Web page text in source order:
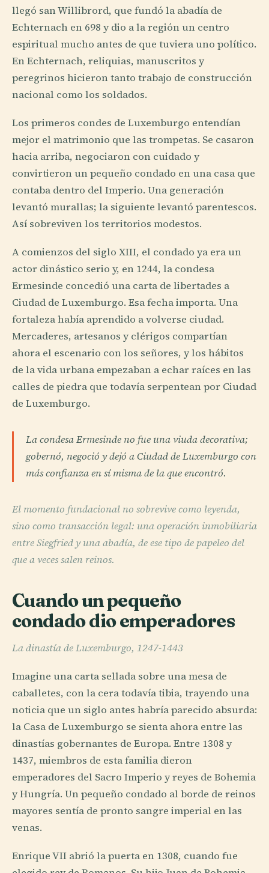
llegó san Willibrord, que fundó la abadía de
Echternach en 698 y dio a la región un centro
espiritual mucho antes de que tuviera uno político.
En Echternach, reliquias, manuscritos y
peregrinos hicieron tanto trabajo de construcción
nacional como los soldados.
Los primeros condes de Luxemburgo entendían
mejor el matrimonio que las trompetas. Se casaron
hacia arriba, negociaron con cuidado y
convirtieron un pequeño condado en una casa que
contaba dentro del Imperio. Una generación
levantó murallas; la siguiente levantó parentescos.
Así sobreviven los territorios modestos.
A comienzos del siglo XIII, el condado ya era un
actor dinástico serio y, en 1244, la condesa
Ermesinde concedió una carta de libertades a
Ciudad de Luxemburgo. Esa fecha importa. Una
fortaleza había aprendido a volverse ciudad.
Mercaderes, artesanos y clérigos compartían
ahora el escenario con los señores, y los hábitos
de la vida urbana empezaban a echar raíces en las
calles de piedra que todavía serpentean por Ciudad
de Luxemburgo.
La condesa Ermesinde no fue una viuda decorativa;
gobernó, negoció y dejó a Ciudad de Luxemburgo con
más confianza en sí misma de la que encontró.
El momento fundacional no sobrevive como leyenda,
sino como transacción legal: una operación inmobiliaria
entre Siegfried y una abadía, de ese tipo de papeleo del
que a veces salen reinos.
Cuando un pequeño
condado dio emperadores
La dinastía de Luxemburgo, 1247-1443
Imagine una carta sellada sobre una mesa de
caballetes, con la cera todavía tibia, trayendo una
noticia que un siglo antes habría parecido absurda:
la Casa de Luxemburgo se sienta ahora entre las
dinastías gobernantes de Europa. Entre 1308 y
1437, miembros de esta familia dieron
emperadores del Sacro Imperio y reyes de Bohemia
y Hungría. Un pequeño condado al borde de reinos
mayores sentía de pronto sangre imperial en las
venas.
Enrique VII abrió la puerta en 1308, cuando fue